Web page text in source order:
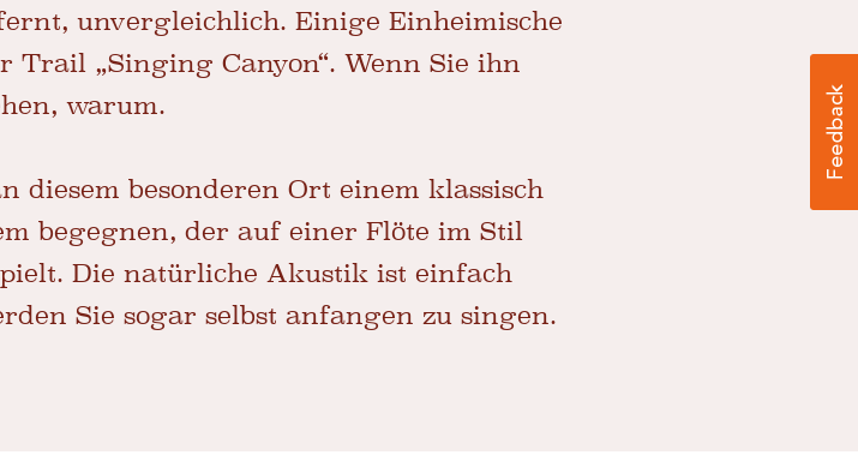
unvergleichlich. Einige Einheimische
Trail „Singing Canyon“. Wenn Sie ihn
warum.
diesem besonderen Ort einem klassisch
begegnen, der auf einer Flöte im Stil
Die natürliche Akustik ist einfach
Sie sogar selbst anfangen zu singen.